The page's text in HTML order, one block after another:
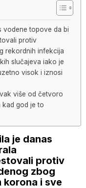
vodene topove da bi
protiv
rekordnih infekcija
slučajeva iako je
visok i iznosi
više od četvoro
kad god je to
je danas
protiv
zbog
korona i sve